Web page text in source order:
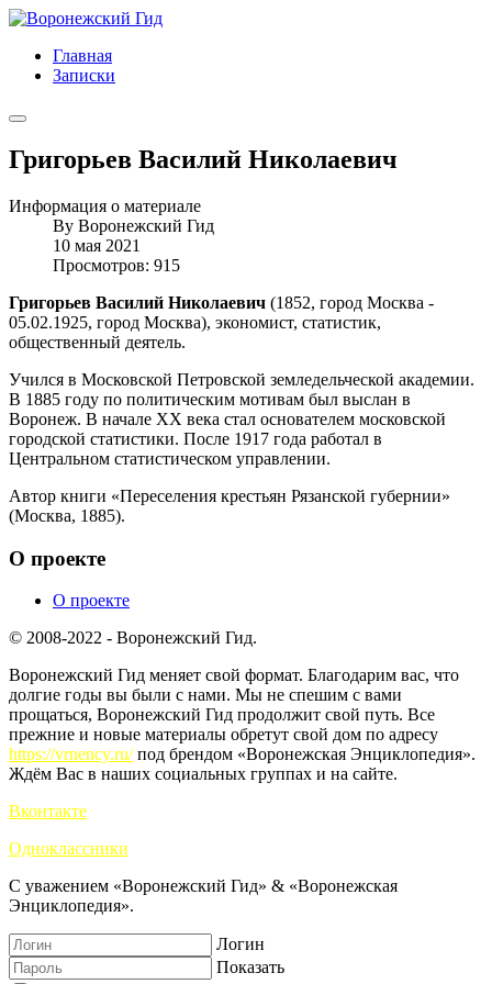
Главная
Записки
Григорьев Василий Николаевич
Информация о материале
By Воронежский Гид
10 мая 2021
Просмотров: 915
Григорьев Василий Николаевич (1852, город Москва -
05.02.1925, город Москва), экономист, статистик,
общественный деятель.
Учился в Московской Петровской земледельческой академии.
В 1885 году по политическим мотивам был выслан в
Воронеж. В начале XX века стал основателем московской
городской статистики. После 1917 года работал в
Центральном статистическом управлении.
Автор книги «Переселения крестьян Рязанской губернии»
(Москва, 1885).
О проекте
О проекте
© 2008-2022 - Воронежский Гид.
Воронежский Гид меняет свой формат. Благодарим вас, что
долгие годы вы были с нами. Мы не спешим с вами
прощаться, Воронежский Гид продолжит свой путь. Все
прежние и новые материалы обретут свой дом по адресу
https://vrnency.ru/под брендом «Воронежская Энциклопедия».
Ждём Вас в наших социальных группах и на сайте.
Вконтакте
Одноклассники
С уважением «Воронежский Гид» & «Воронежская
Энциклопедия».
Логин
Показать